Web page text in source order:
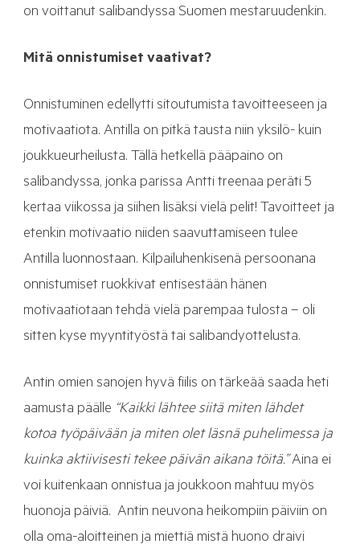
on voittanut salibandyssa Suomen mestaruudenkin.
Mitä onnistumiset vaativat?
Onnistuminen edellytti sitoutumista tavoitteeseen ja
motivaatiota. Antilla on pitkä tausta niin yksilö- kuin
joukkueurheilusta. Tällä hetkellä pääpaino on
salibandyssa, jonka parissa Antti treenaa peräti 5
kertaa viikossa ja siihen lisäksi vielä pelit! Tavoitteet ja
etenkin motivaatio niiden saavuttamiseen tulee
Antilla luonnostaan. Kilpailuhenkisenä persoonana
onnistumiset ruokkivat entisestään hänen
motivaatiotaan tehdä vielä parempaa tulosta – oli
sitten kyse myyntityöstä tai salibandyottelusta.
Antin omien sanojen hyvä fiilis on tärkeää saada heti
aamusta päälle “Kaikki lähtee siitä miten lähdet
kotoa työpäivään ja miten olet läsnä puhelimessa ja
kuinka aktiivisesti tekee päivän aikana töitä.” Aina ei
voi kuitenkaan onnistua ja joukkoon mahtuu myös
huonoja päiviä. Antin neuvona heikompiin päiviin on
olla oma-aloitteinen ja miettiä mistä huono draivi